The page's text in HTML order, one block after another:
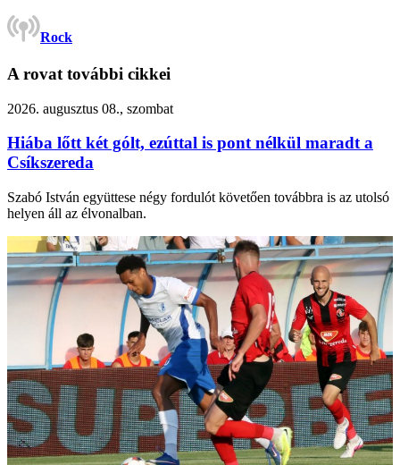
Rock
A rovat további cikkei
2026. augusztus 08., szombat
Hiába lőtt két gólt, ezúttal is pont nélkül maradt a
Csíkszereda
Szabó István együttese négy fordulót követően továbbra is az utolsó
helyen áll az élvonalban.